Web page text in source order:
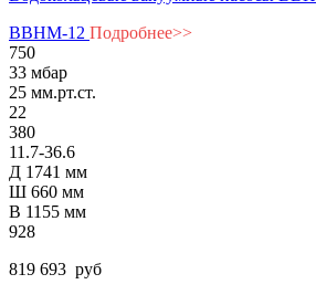
ВВНМ-12 Подробнее>>
750
33 мбар
25 мм.рт.ст.
22
380
11.7-36.6
Д 1741 мм
Ш 660 мм
В 1155 мм
928
819 693 руб